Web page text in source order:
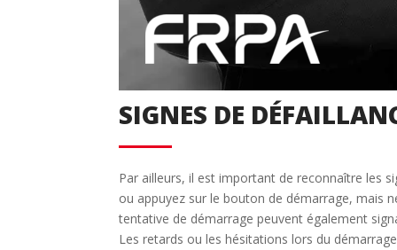
SIGNES DE
Par ailleurs, il est important de reconnaître les
ou appuyez sur le bouton de démarrage, mais
tentative de démarrage peuvent également
Les retards ou les hésitations lors du